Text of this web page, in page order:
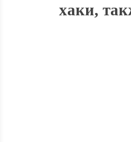
хаки,